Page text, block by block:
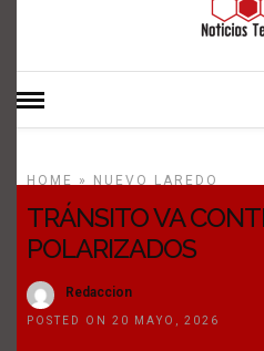
HOME » NUEVO LAREDO
TRÁNSITO VA
POLARIZADOS
Redaccion
POSTED ON 20 MAYO, 2026